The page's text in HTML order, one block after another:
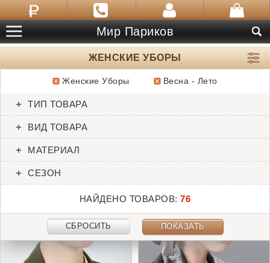
Мир Париков
ЖЕНСКИЕ УБОРЫ
Женские Уборы Весна - Лето
ТИП ТОВАРА
ВИД ТОВАРА
МАТЕРИАЛ
СЕЗОН
НАЙДЕНО ТОВАРОВ:76
СБРОСИТЬ ПОКАЗАТЬ
Aktion
Gisela Mayer